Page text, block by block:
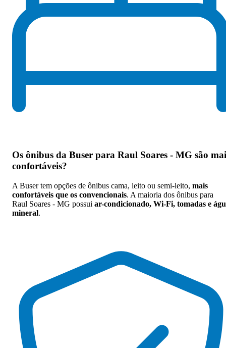
Os ônibus da Buser para Raul Soares - MG são
confortáveis?
A Buser tem opções de ônibus cama, leito ou semi-leito, mais
confortáveis que os convencionais. A maioria dos ônibus para
Raul Soares - MG possui ar-condicionado, Wi-Fi, tomadas e
mineral.